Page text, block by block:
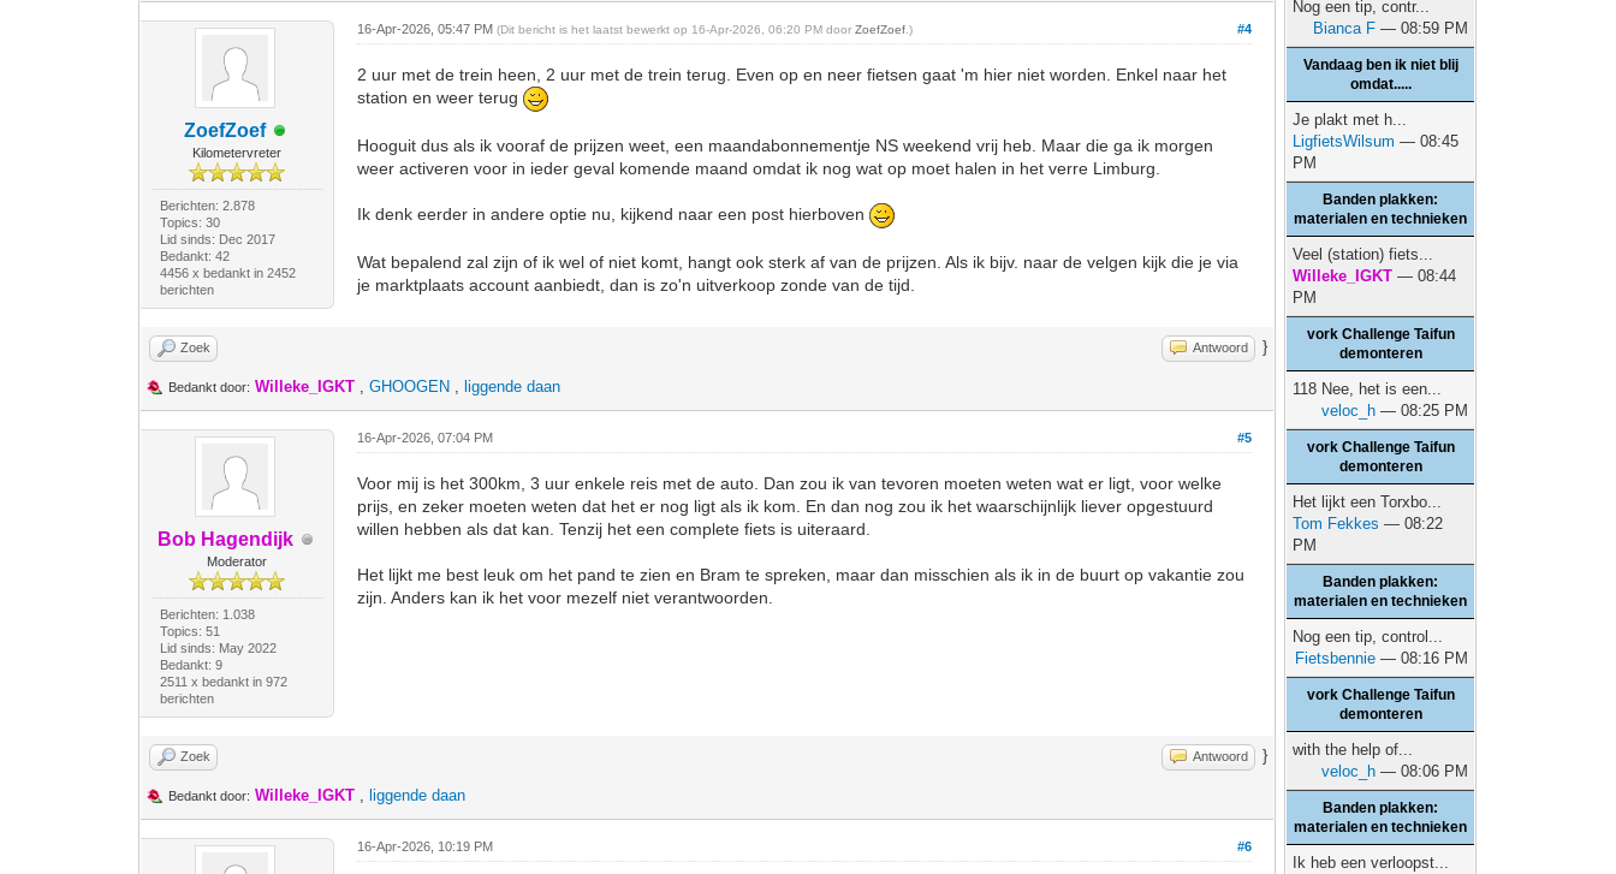
ZoefZoef
Kilometervreter
Berichten: 2.878
Topics: 30
Lid sinds: Dec 2017
Bedankt: 42
4456 x bedankt in 2452
berichten
#4
16-Apr-2026, 05:47 PM(Dit bericht is het laatst bewerkt op 16-Apr-2026, 06:20 PM doorZoefZoef .)
2 uur met de trein heen, 2 uur met de trein terug. Even op en neer fietsen gaat 'm hier niet worden. Enkel naar het
station en weer terug
Hooguit dus als ik vooraf de prijzen weet, een maandabonnementje NS weekend vrij heb. Maar die ga ik morgen
weer activeren voor in ieder geval komende maand omdat ik nog wat op moet halen in het verre Limburg.
Ik denk eerder in andere optie nu, kijkend naar een post hierboven
Wat bepalend zal zijn of ik wel of niet komt, hangt ook sterk af van de prijzen. Als ik bijv. naar de velgen kijk die je via
je marktplaats account aanbiedt, dan is zo'n uitverkoop zonde van de tijd.
Zoek Antwoord }
Bedankt door: Willeke_IGKT ,GHOOGEN , liggende daan
Bob Hagendijk
Moderator
Berichten: 1.038
Topics: 51
Lid sinds: May 2022
Bedankt: 9
2511 x bedankt in 972
berichten
#5
16-Apr-2026, 07:04 PM
Voor mij is het 300km, 3 uur enkele reis met de auto. Dan zou ik van tevoren moeten weten wat er ligt, voor welke
prijs, en zeker moeten weten dat het er nog ligt als ik kom. En dan nog zou ik het waarschijnlijk liever opgestuurd
willen hebben als dat kan. Tenzij het een complete fiets is uiteraard.
Het lijkt me best leuk om het pand te zien en Bram te spreken, maar dan misschien als ik in de buurt op vakantie zou
zijn. Anders kan ik het voor mezelf niet verantwoorden.
Zoek Antwoord }
Bedankt door: Willeke_IGKT , liggende daan
#6
16-Apr-2026, 10:19 PM
Nog een tip, contr...
Bianca F — 08:59 PM
Vandaag ben ik niet blij
omdat.....
Je plakt met h...
LigfietsWilsum — 08:45
PM
Banden plakken:
materialen en technieken
Veel (station) fiets...
Willeke_IGKT — 08:44
PM
vork Challenge Taifun
demonteren
118 Nee, het is een...
veloc_h — 08:25 PM
vork Challenge Taifun
demonteren
Het lijkt een Torxbo...
Tom Fekkes — 08:22
PM
Banden plakken:
materialen en technieken
Nog een tip, control...
Fietsbennie — 08:16 PM
vork Challenge Taifun
demonteren
with the help of...
veloc_h — 08:06 PM
Banden plakken:
materialen en technieken
Ik heb een verloopst...